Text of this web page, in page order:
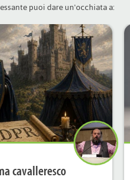
puoi dare un'occhiata a:
cavalleresco